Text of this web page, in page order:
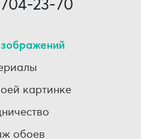
23-70
картинке
обоев